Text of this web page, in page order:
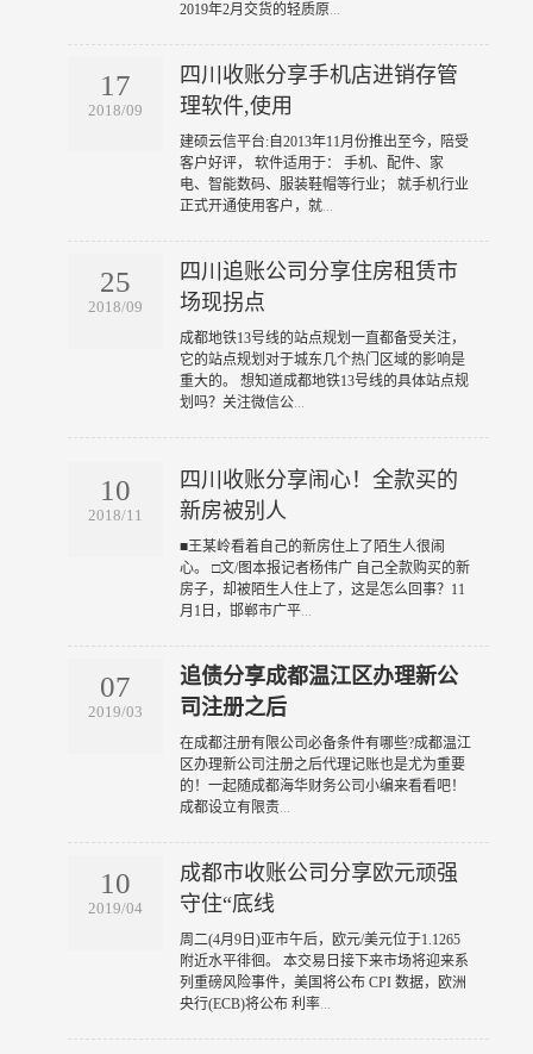
2019年2月交货的轻质原...
17
2018/09
四川收账分享手机店进销存管
理软件,使用
​建硕云信平台:自2013年11月份推出至今，陪受
客户好评， 软件适用于： 手机、配件、家
电、智能数码、服装鞋帽等行业； 就手机行业
正式开通使用客户，就...
25
2018/09
四川追账公司分享住房租赁市
场现拐点
​成都地铁13号线的站点规划一直都备受关注，
它的站点规划对于城东几个热门区域的影响是
重大的。 想知道成都地铁13号线的具体站点规
划吗？关注微信公...
10
2018/11
四川收账分享闹心！全款买的
新房被别人
​■王某岭看着自己的新房住上了陌生人很闹
心。 □文/图本报记者杨伟广 自己全款购买的新
房子，却被陌生人住上了，这是怎么回事？11
月1日，邯郸市广平...
07
2019/03
追债分享成都温江区办理新公
司注册之后
​在成都注册有限公司必备条件有哪些?成都温江
区办理新公司注册之后代理记账也是尤为重要
的！一起随成都海华财务公司小编来看看吧！
成都设立有限责...
10
2019/04
成都市收账公司分享欧元顽强
守住“底线
​周二(4月9日)亚市午后，欧元/美元位于1.1265
附近水平徘徊。 本交易日接下来市场将迎来系
列重磅风险事件，美国将公布 CPI 数据，欧洲
央行(ECB)将公布 利率...